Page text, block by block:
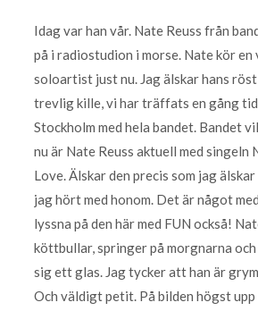
Idag var han vår. Nate Reuss från
på i radiostudion i morse. Nate kör en
soloartist just nu. Jag älskar hans röst
trevlig kille, vi har träffats en gång
Stockholm med hela bandet. Bandet
nu är Nate Reuss aktuell med
Love. Älskar den precis som jag
jag hört med honom. Det är något
lyssna på den här med FUN också!
köttbullar, springer på morgnarna
sig ett glas. Jag tycker att han är
Och väldigt petit. På bilden högst upp